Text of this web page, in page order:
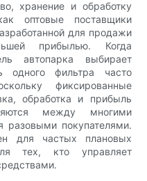
хранение и обработку
оптовые поставщики
для продажи
прибылью. Когда
автопарка выбирает
одного фильтра часто
фиксированные
обработка и прибыль
между многими
разовыми покупателями.
для частых плановых
тех, кто управляет